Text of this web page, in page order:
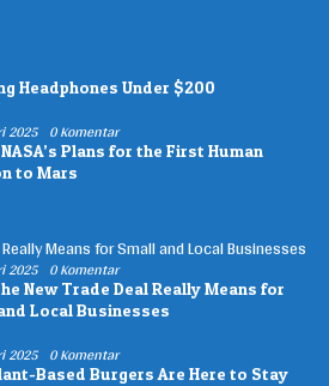
Headphones Under $200
2025 0 Komentar
Plans for the First Human
to Mars
2025 0 Komentar
New Trade Deal Really Means for
Local Businesses
2025 0 Komentar
Based Burgers Are Here to Stay